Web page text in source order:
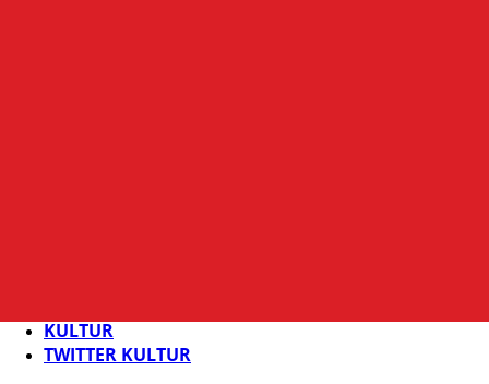
KULTUR
TWITTER KULTUR